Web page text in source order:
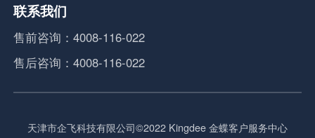
联系我们
售前咨询：4008-116-022
售后咨询：4008-116-022
天津市企飞科技有限公司©2022 Kingdee 金蝶客户服务中心